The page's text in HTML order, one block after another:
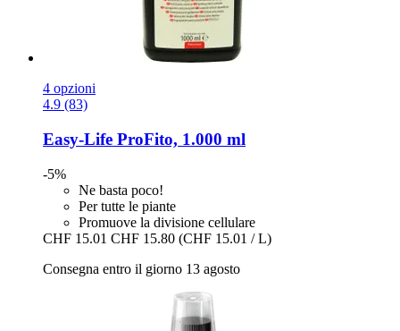
4 opzioni
4.9 (83)
Easy-Life ProFito, 1.000 ml
-5%
Ne basta poco!
Per tutte le piante
Promuove la divisione cellulare
CHF 15.01 CHF 15.80 (CHF 15.01 / L)
Consegna entro il giorno 13 agosto